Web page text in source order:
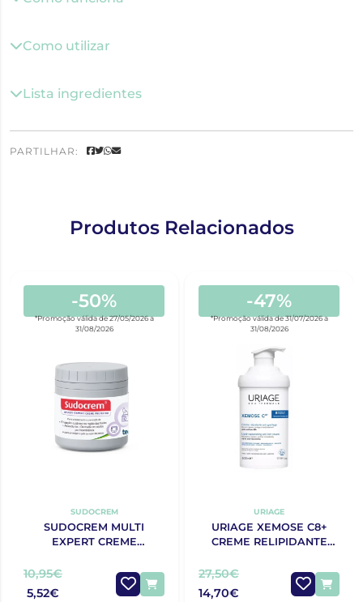
Como utilizar
Lista ingredientes
PARTILHAR:
Produtos Relacionados
-50%
*Promoção válida de 27/05/2026 a
31/08/2026
SUDOCREM
SUDOCREM MULTI
EXPERT CREME
10,95€
5,52€
-47%
*Promoção válida de 31/07/2026 a
31/08/2026
URIAGE
URIAGE XEMOSE C8+
CREME RELIPIDANTE
27,50€
14,70€